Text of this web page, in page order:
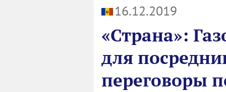
16.12.2019
«Страна»:
для
переговоры